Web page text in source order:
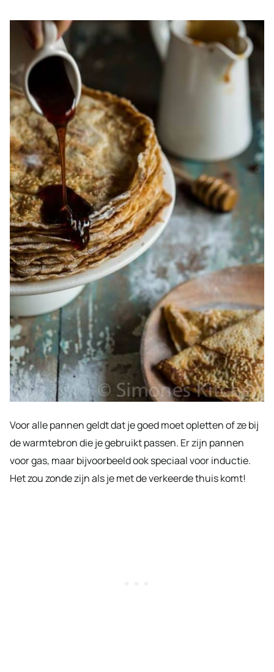
Voor alle pannen geldt dat je goed moet opletten of ze bij
de warmtebron die je gebruikt passen. Er zijn pannen
voor gas, maar bijvoorbeeld ook speciaal voor inductie.
Het zou zonde zijn als je met de verkeerde thuis komt!